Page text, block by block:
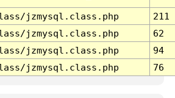
jzmysql.class.php
211
jzmysql.class.php
62
jzmysql.class.php
94
jzmysql.class.php 76